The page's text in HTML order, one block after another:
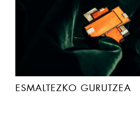
ESMALTEZKO GURUTZEA